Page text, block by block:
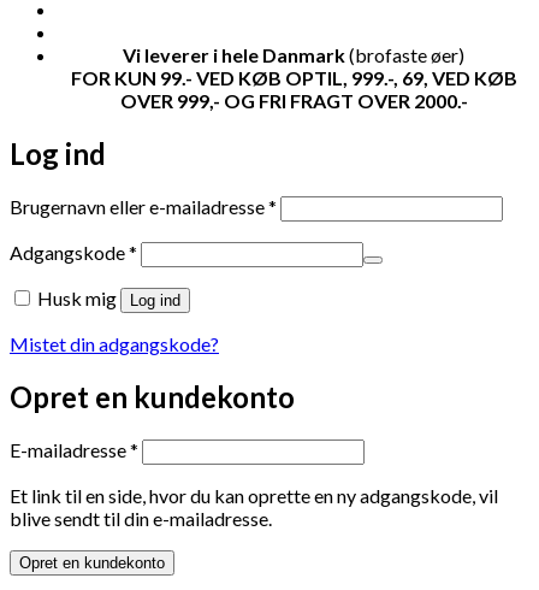
Vi leverer i hele Danmark(brofaste øer)
FOR KUN 99.- VED KØB OPTIL, 999.-, 69, VED KØB
OVER 999,- OG FRI FRAGT OVER 2000.-
Log ind
Brugernavn eller e-mailadresse* Påkrævet
Adgangskode* Påkrævet
Husk mig Log ind
Mistet din adgangskode?
Opret en kundekonto
E-mailadresse* Påkrævet
Et link til en side, hvor du kan oprette en ny adgangskode, vil
blive sendt til din e-mailadresse.
Opret en kundekonto